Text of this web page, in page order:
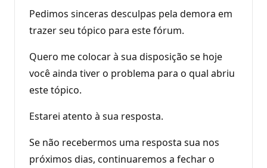
t
ç
Pedimos sinceras desculpas pela demora em
trazer seu tópico para este fórum.
Quero me colocar à sua disposição se hoje
você ainda tiver o problema para o qual abriu
este tópico.
Estarei atento à sua resposta.
Se não recebermos uma resposta sua nos
próximos dias, continuaremos a fechar o